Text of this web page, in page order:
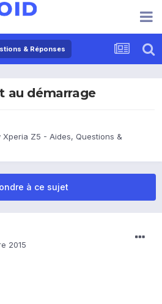
& Réponses
au démarrage
Xperia Z5 - Aides, Questions &
à ce sujet
2015